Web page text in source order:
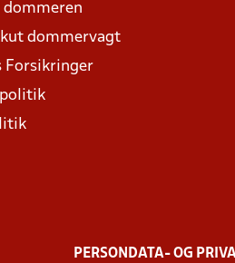
dommeren
dommervagt
Forsikringer
PERSONDATA- OG